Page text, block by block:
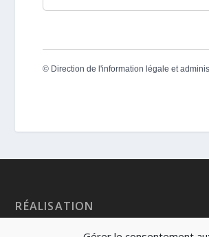
© Direction de l'information légale et
RÉALISATION